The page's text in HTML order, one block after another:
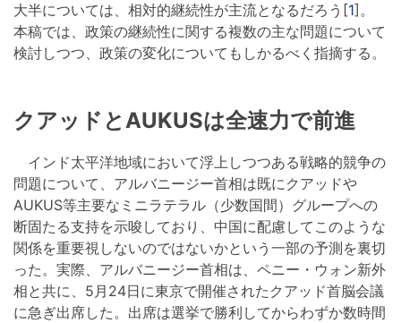
大半については、相対的継続性が主流となるだろう[1]。
本稿では、政策の継続性に関する複数の主な問題について
検討しつつ、政策の変化についてもしかるべく指摘する。
クアッドとAUKUSは全速力で前進
インド太平洋地域において浮上しつつある戦略的競争の
問題について、アルバニージー首相は既にクアッドや
AUKUS等主要なミニラテラル（少数国間）グループへの
断固たる支持を示唆しており、中国に配慮してこのような
関係を重要視しないのではないかという一部の予測を裏切
った。実際、アルバニージー首相は、ペニー・ウォン新外
相と共に、5月24日に東京で開催されたクアッド首脳会議
に急ぎ出席した。出席は選挙で勝利してからわずか数時間